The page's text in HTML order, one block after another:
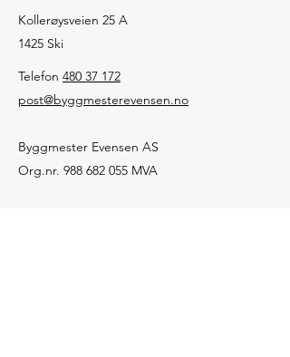
Kollerøysveien 25 A
1425 Ski
Telefon 480 37 172‬
post@byggmesterevensen.no
Byggmester Evensen AS
Org.nr. 988 682 055 MVA